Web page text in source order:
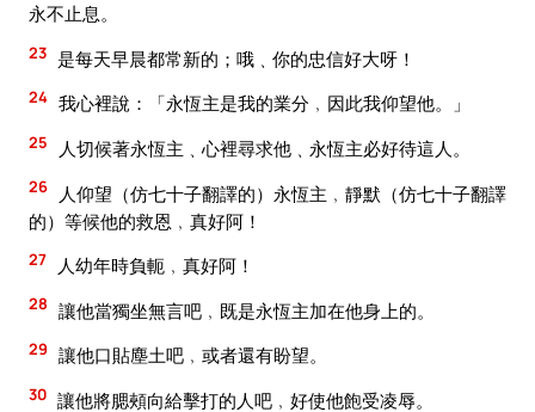
永不止息。
23 是每天早晨都常新的；哦﹑你的忠信好大呀！
24 我心裡說：「永恆主是我的業分﹐因此我仰望他。」
25 人切候著永恆主﹑心裡尋求他﹑永恆主必好待這人。
26
人仰望（仿七十子翻譯的）永恆主﹐靜默（仿七十子翻譯
的）等候他的救恩﹐真好阿！
27 人幼年時負軛﹐真好阿！
28 讓他當獨坐無言吧﹐既是永恆主加在他身上的。
29 讓他口貼塵土吧﹐或者還有盼望。
30 讓他將腮頰向給擊打的人吧﹐好使他飽受凌辱。